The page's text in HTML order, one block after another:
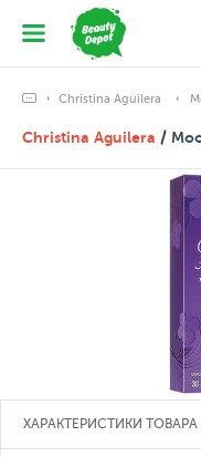
Christina Aguilera
Christina Aguilera /
ХАРАКТЕРИСТИКИ ТОВАРА